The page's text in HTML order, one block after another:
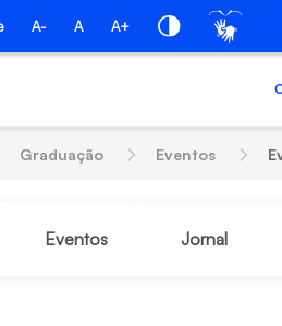
A- A A+
Graduação Eventos
Eventos Jornal